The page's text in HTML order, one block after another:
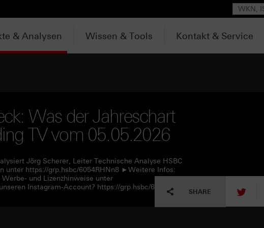
Suche
& Analysen Wissen & Tools Kontakt & Service
Was der Jahreschart
TV vom 05.05.2026
Jörg Scherer, Leiter Technische Analyse HSBC
unter https://grp.hsbc/6054RHNn8 ►Weitere Infos:
und Lizenzhinweise unter
Instagram-Account? https://grp.hsbc/6057RHNn1
SHARE tweet